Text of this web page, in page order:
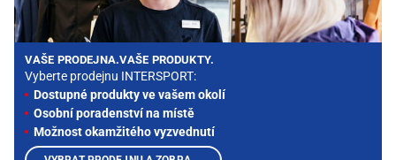
VAŠE PRODEJNA.VAŠE PRODUKTY.
Vyberte prodejnu INTERSPORT:
Dostupné produkty ve vašem okolí
Osobní poradenství na místě
Možnost okamžitého vyzvednutí